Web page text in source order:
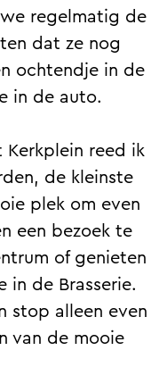
regelmatig de
dat ze nog
ochtendje in de
in de auto.
Kerkplein reed ik
de kleinste
plek om even
een bezoek te
of genieten
in de Brasserie.
stop alleen even
van de mooie